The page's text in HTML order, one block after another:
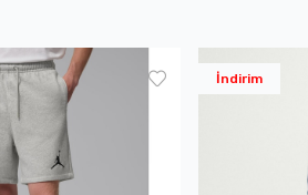
İndirim